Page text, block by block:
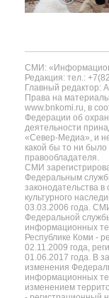
СМИ:
Редакция: тел.:
Главный редактор:
Права на
www.bnkomi.ru, в
Федерации об
деятельности
«Север-Медиа», и
какой бы то ни
правообладателя.
СМИ
Федеральным
законодательства
культурного
03.03.2006 года.
Федеральной
информационных
Республике Коми -
02.11.2009 года,
01.06.2017 года. В
изменения
информационных
изменением